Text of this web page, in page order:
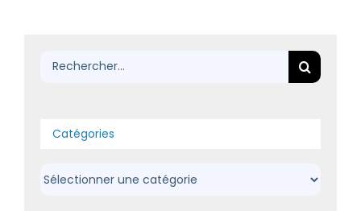
Rechercher:
Catégories
Catégories